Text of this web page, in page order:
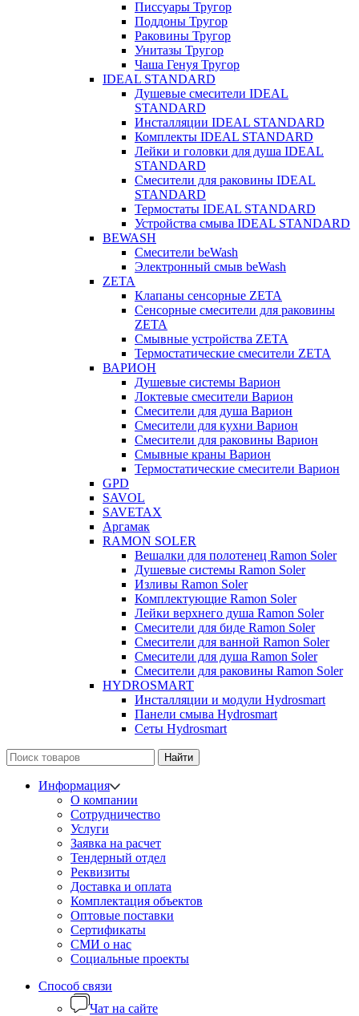
Писсуары Тругор
Поддоны Тругор
Раковины Тругор
Унитазы Тругор
Чаша Генуя Тругор
IDEAL STANDARD
Душевые смесители IDEAL
STANDARD
Инсталляции IDEAL STANDARD
Комплекты IDEAL STANDARD
Лейки и головки для душа IDEAL
STANDARD
Смесители для раковины IDEAL
STANDARD
Термостаты IDEAL STANDARD
Устройства смыва IDEAL STANDARD
BEWASH
Смесители beWash
Электронный смыв beWash
ZETA
Клапаны сенсорные ZETA
Сенсорные смесители для раковины
ZETA
Смывные устройства ZETA
Термостатические смесители ZETA
ВАРИОН
Душевые системы Варион
Локтевые смесители Варион
Смесители для душа Варион
Смесители для кухни Варион
Смесители для раковины Варион
Смывные краны Варион
Термостатические смесители Варион
GPD
SAVOL
SAVETAX
Аргамак
RAMON SOLER
Вешалки для полотенец Ramon Soler
Душевые системы Ramon Soler
Изливы Ramon Soler
Комплектующие Ramon Soler
Лейки верхнего душа Ramon Soler
Смесители для биде Ramon Soler
Смесители для ванной Ramon Soler
Смесители для душа Ramon Soler
Смесители для раковины Ramon Soler
HYDROSMART
Инсталляции и модули Hydrosmart
Панели смыва Hydrosmart
Сеты Hydrosmart
Найти
Информация
О компании
Сотрудничество
Услуги
Заявка на расчет
Тендерный отдел
Реквизиты
Доставка и оплата
Комплектация объектов
Оптовые поставки
Сертификаты
СМИ о нас
Социальные проекты
Способ связи
Чат на сайте